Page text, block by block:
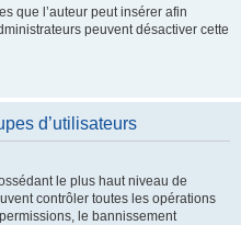
que l’auteur peut insérer afin
peuvent désactiver cette
d’utilisateurs
le plus haut niveau de
contrôler toutes les opérations
le bannissement